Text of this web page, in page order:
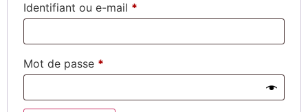
Identifiant ou e-mail *
Mot de passe *